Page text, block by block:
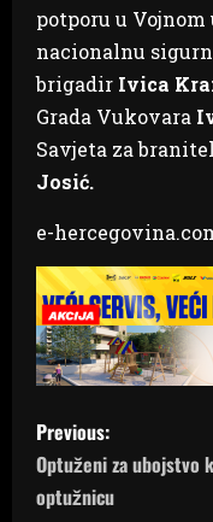
potporu u
nacionalnu
brigadir Ivica
Grada Vukovara
Savjeta za
Josić.
e-
P
o
Previous:
Optuženi za ubojstvo
optužnicu